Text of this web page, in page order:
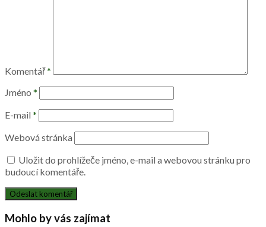
Komentář*
Jméno *
E-mail *
Webová stránka
Uložit do prohlížeče jméno, e-mail a webovou stránku pro
budoucí komentáře.
Mohlo by vás zajímat